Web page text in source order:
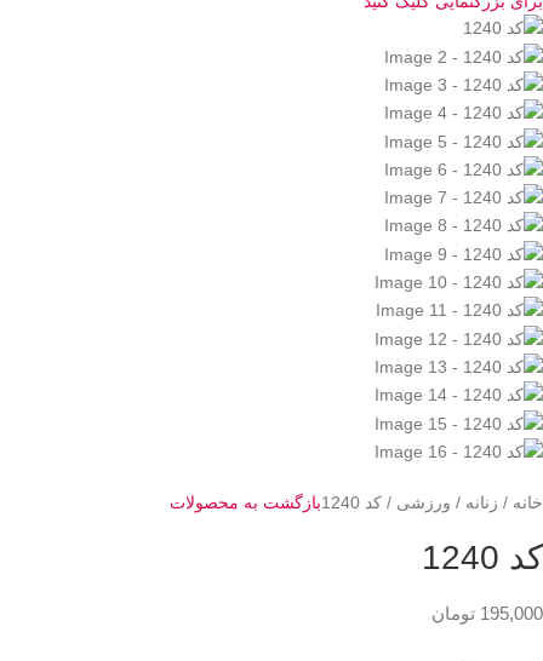
خانه زنانه ورزشی کد 1240 بازگشت به محصولات
کد 1240
195,000 تومان